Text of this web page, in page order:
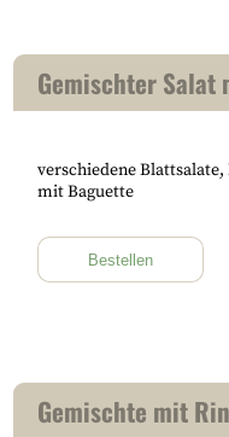
Gemischter
verschiedene
mit Baguette
Bestellen
Gemischte mit